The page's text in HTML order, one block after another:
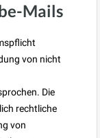
Mails
von nicht
Die
rechtliche
von